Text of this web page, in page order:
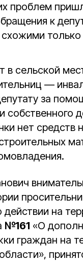
проблем
к
только
в сельской
—
за
собственного
нет средств
на
№161 «О
граждан на